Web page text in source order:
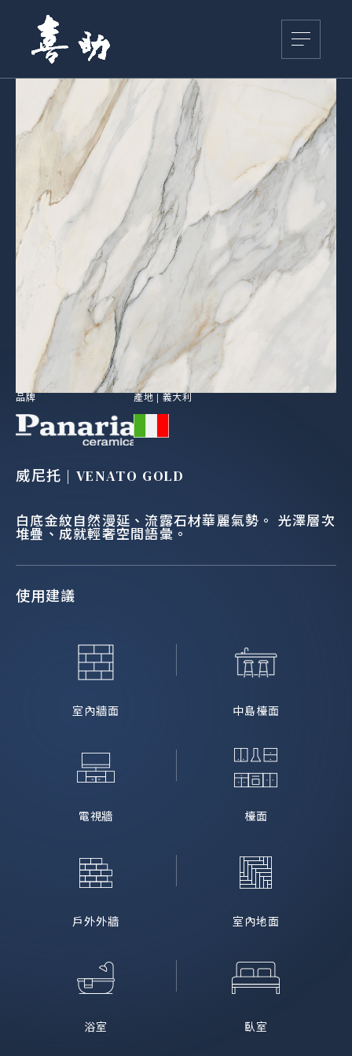
品牌 產地 | 義大利
威尼托 | VENATO GOLD
白底金紋自然漫延、流露石材華麗氣勢。 光澤層次
堆疊、成就輕奢空間語彙。
使用建議
室內牆面 中島檯面
電視牆 檯面
戶外外牆 室內地面
浴室 臥室